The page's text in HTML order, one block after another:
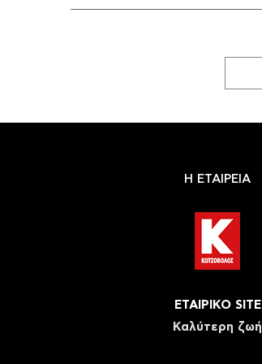
Η ΕΤΑΙΡΕΙΑ
ΕΤΑΙΡΙΚΟ SITE
Καλύτερη ζωή